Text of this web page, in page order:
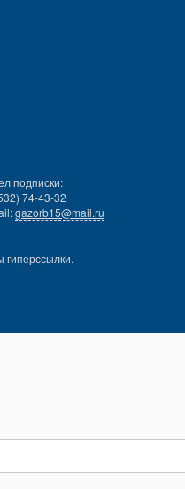
подписки:
74-43-32
gazorb15@mail.ru
гиперссылки.